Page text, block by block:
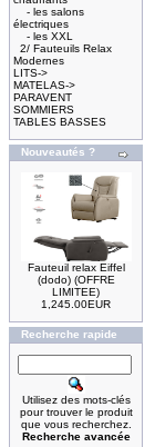
- les salons
électriques
- les XXL
2/ Fauteuils Relax
Modernes
LITS->
MATELAS->
PARAVENT
SOMMIERS
TABLES BASSES
Nouveautés ?
Fauteuil relax Eiffel
(dodo) (OFFRE
LIMITEE)
1,245.00EUR
Recherche rapide
Utilisez des mots-clés
pour trouver le produit
que vous recherchez.
Recherche avancée